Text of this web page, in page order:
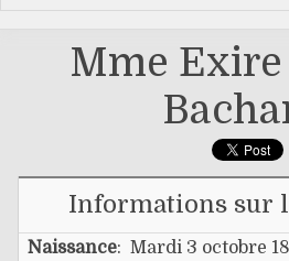
Mme
Informations sur
Naissance: Mardi 3 octobre